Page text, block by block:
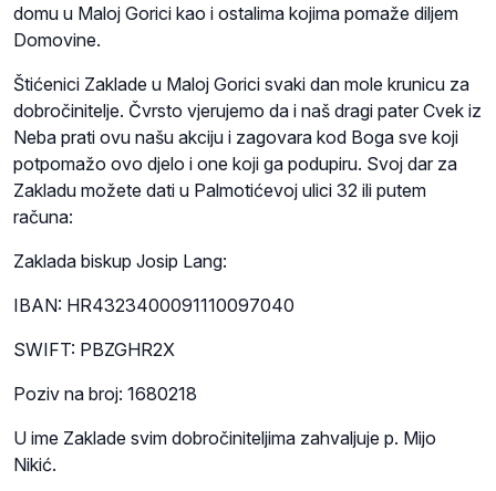
domu u Maloj Gorici kao i ostalima kojima pomaže diljem
Domovine.
Štićenici Zaklade u Maloj Gorici svaki dan mole krunicu za
dobročinitelje. Čvrsto vjerujemo da i naš dragi pater Cvek iz
Neba prati ovu našu akciju i zagovara kod Boga sve koji
potpomažo ovo djelo i one koji ga podupiru. Svoj dar za
Zakladu možete dati u Palmotićevoj ulici 32 ili putem
računa:
Zaklada biskup Josip Lang:
IBAN: HR4323400091110097040
SWIFT: PBZGHR2X
Poziv na broj: 1680218
U ime Zaklade svim dobročiniteljima zahvaljuje p. Mijo
Nikić.